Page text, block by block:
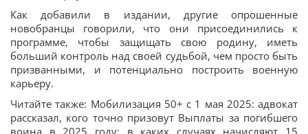
Как добавили в издании, другие опрошенные
новобранцы говорили, что они присоединились к
программе, чтобы защищать свою родину, иметь
больший контроль над своей судьбой, чем просто быть
призванными, и потенциально построить военную
карьеру.
Читайте также: Мобилизация 50+ с 1 мая 2025: адвокат
рассказал, кого точно призовут Выплаты за погибшего
воина в 2025 году: в каких случаях начисляют 15